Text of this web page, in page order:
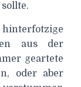
hinterfotzige
aus der
geartete
oder aber